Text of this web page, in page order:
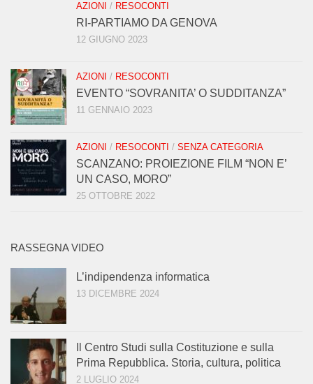
AZIONI / RESOCONTI
RI-PARTIAMO DA GENOVA
12 GIUGNO 2023
AZIONI / RESOCONTI
EVENTO “SOVRANITA’ O SUDDITANZA”
11 GENNAIO 2023
AZIONI / RESOCONTI / SENZA CATEGORIA
SCANZANO: PROIEZIONE FILM “NON E’
UN CASO, MORO”
25 OTTOBRE 2022
RASSEGNA VIDEO
L’indipendenza informatica
13 DICEMBRE 2024
Il Centro Studi sulla Costituzione e sulla
Prima Repubblica. Storia, cultura, politica
2 LUGLIO 2024